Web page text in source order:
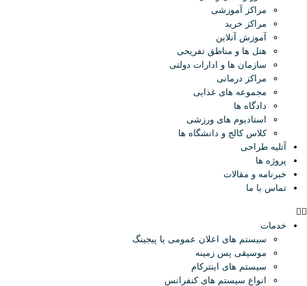
مراکز آموزشی
مراکز خرید
آموزش آنلاین
هتل ها و مناطق تفریحی
سازمان ها و ادارات دولتی
مراکز درمانی
مجموعه های غذایی
دادگاه ها
استادیوم های ورزشی
کلاس کالج و دانشگاه ها
آتلیه طراحی
پروژه ها
خبرنامه و مقالات
تماس با ما
خدمات
سیستم های اعلان عمومی یا پیجینگ
موسیقی پس زمینه
سیستم های اینترکام
انواع سیستم های کنفرانس